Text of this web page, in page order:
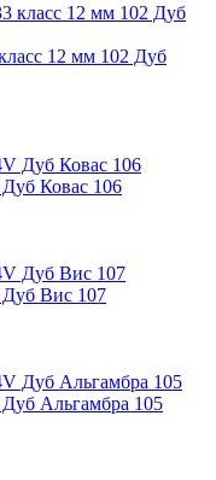
12 мм 102 Дуб
Ковас 106
Вис 107
Альгамбра 105